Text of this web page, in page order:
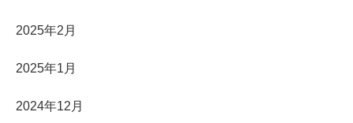
2025年2月
2025年1月
2024年12月